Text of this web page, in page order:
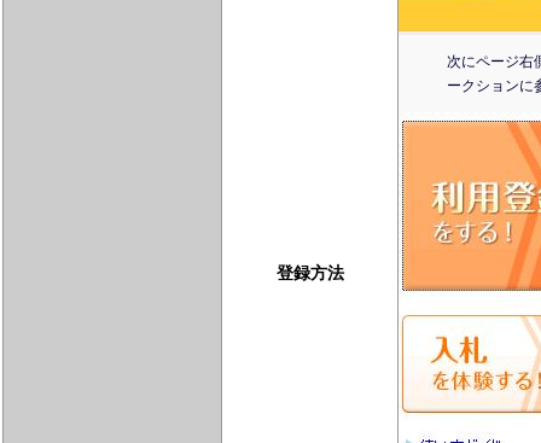
登録方法
次にページ右
ークションに